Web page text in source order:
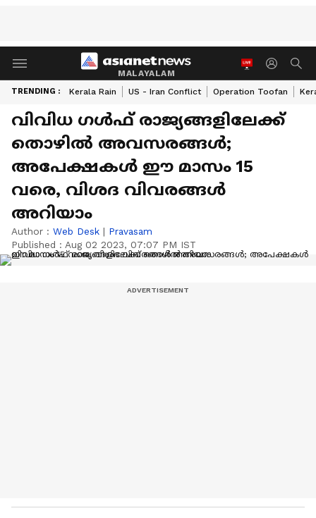
MALAYALAM
TRENDING : Kerala Rain US - Iran Conflict Operation Toofan
വിവിധ ഗള്‍ഫ് രാജ്യങ്ങളിലേക്ക്
തൊഴില്‍ അവസരങ്ങള്‍;
അപേക്ഷകള്‍ ഈ മാസം 15
വരെ, വിശദ വിവരങ്ങള്‍
അറിയാം
Author : Web Desk | Pravasam
Published : Aug 02 2023, 07:07 PM IST